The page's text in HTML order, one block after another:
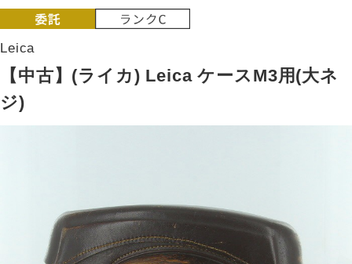
Leica
【中古】(ライカ) Leica ケースM3用(大ネ
ジ)